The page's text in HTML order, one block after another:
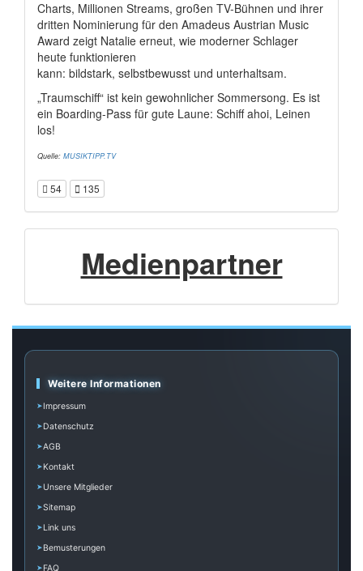
Charts, Millionen Streams, großen TV-Bühnen und ihrer
dritten Nominierung für den Amadeus Austrian Music
Award zeigt Natalie erneut, wie moderner Schlager
heute funktionieren
kann: bildstark, selbstbewusst und unterhaltsam.
„Traumschiff“ ist kein gewohnlicher Sommersong. Es ist
ein Boarding-Pass für gute Laune: Schiff ahoi, Leinen
los!
Quelle: MUSIKTIPP.TV
54 135
Medienpartner
Weitere Informationen
Impressum
Datenschutz
AGB
Kontakt
Unsere Mitglieder
Sitemap
Link uns
Bemusterungen
FAQ